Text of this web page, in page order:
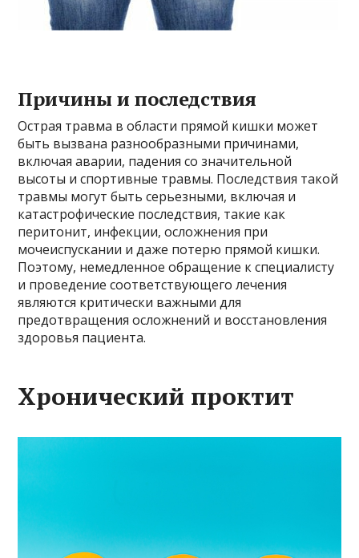
Причины и последствия
Острая травма в области прямой кишки может
быть вызвана разнообразными причинами,
включая аварии, падения со значительной
высоты и спортивные травмы. Последствия такой
травмы могут быть серьезными, включая и
катастрофические последствия, такие как
перитонит, инфекции, осложнения при
мочеиспускании и даже потерю прямой кишки.
Поэтому, немедленное обращение к специалисту
и проведение соответствующего лечения
являются критически важными для
предотвращения осложнений и восстановления
здоровья пациента.
Хронический проктит